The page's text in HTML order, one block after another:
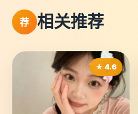
荐 相关推荐
★ 4.6